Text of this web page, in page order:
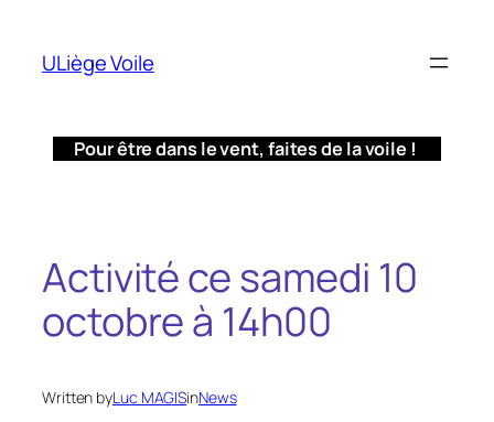
contenu
ULiège Voile
Pour être dans le vent, faites de la voile !
Activité ce samedi 10
octobre à 14h00
Written byLuc MAGISinNews